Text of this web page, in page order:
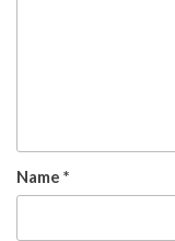
Name *